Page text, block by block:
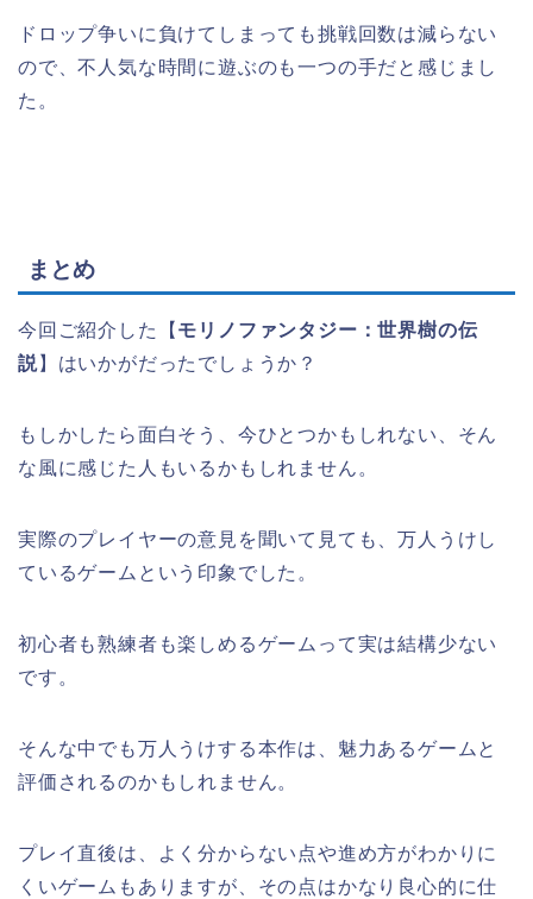
ドロップ争いに負けてしまっても挑戦回数は減らない
ので、不人気な時間に遊ぶのも一つの手だと感じまし
た。
まとめ
今回ご紹介した【 モリノファンタジー：世界樹の伝
説】はいかがだったでしょうか？
もしかしたら面白そう、今ひとつかもしれない、そん
な風に感じた人もいるかもしれません。
実際のプレイヤーの意見を聞いて見ても、万人うけし
ているゲームという印象でした。
初心者も熟練者も楽しめるゲームって実は結構少ない
です。
そんな中でも万人うけする本作は、魅力あるゲームと
評価されるのかもしれません。
プレイ直後は、よく分からない点や進め方がわかりに
くいゲームもありますが、その点はかなり良心的に仕